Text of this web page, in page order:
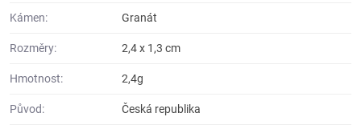
Kámen: Granát
Rozměry: 2,4 x 1,3 cm
Hmotnost: 2,4g
Původ: Česká republika